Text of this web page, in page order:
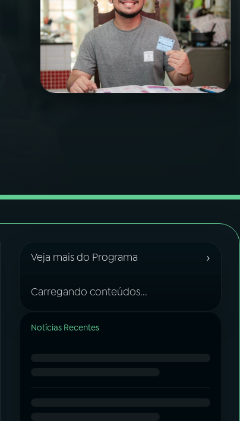
Veja mais do Programa ›
Carregando conteúdos...
Notícias Recentes